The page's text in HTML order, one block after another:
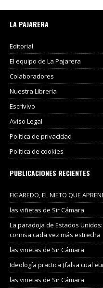
LA PAJARERA
Editorial
El equipo de La Pajarera
Colaboradores
Nuestra Libreria
Escrivivo
Aviso Legal
Política de privacidad
Política de cookies
PUBLICACIONES RECIENTES
FIGAREDO, EL NIETO QUE
las viñetas de Sir Cámara
La paradoja de Estados
cornisa cada vez más estrecha
las viñetas de Sir Cámara
Ideología practica (falsa cual
las viñetas de Sir Cámara